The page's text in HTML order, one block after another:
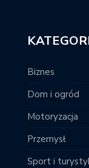
Biznes
Dom i ogród
Motoryzacja
Przemysł
Sport i